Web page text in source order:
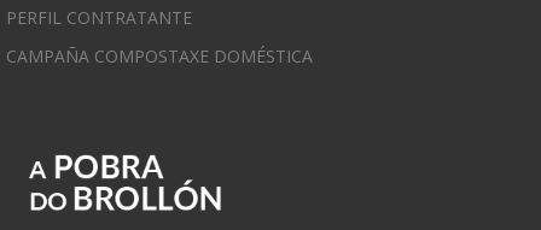
PERFIL CONTRATANTE
CAMPAÑA COMPOSTAXE DOMÉSTICA